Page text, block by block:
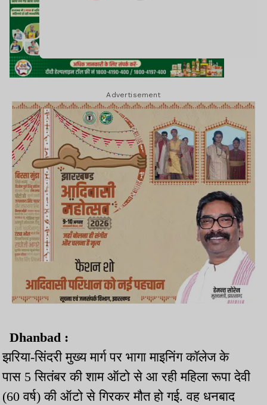
Advertisement
Dhanbad :
झरिया-सिंदरी मुख्य मार्ग पर भागा माइनिंग कॉलेज के
पास 5 सितंबर की शाम ऑटो से आ रही महिला रूपा देवी
(60 वर्ष) की ऑटो से गिरकर मौत हो गई. वह धनबाद